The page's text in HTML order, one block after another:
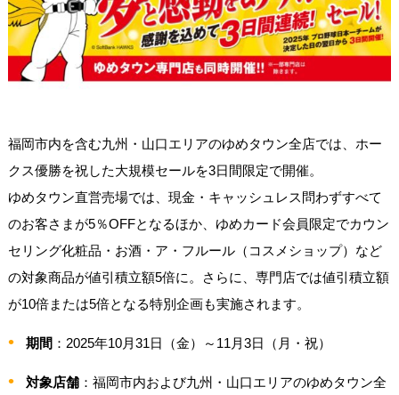
福岡市内を含む九州・山口エリアのゆめタウン全店では、ホー
クス優勝を祝した大規模セールを3日間限定で開催。
ゆめタウン直営売場では、現金・キャッシュレス問わずすべて
のお客さまが5％OFFとなるほか、ゆめカード会員限定でカウン
セリング化粧品・お酒・ア・フルール（コスメショップ）など
の対象商品が値引積立額5倍に。さらに、専門店では値引積立額
が10倍または5倍となる特別企画も実施されます。
期間 ：2025年10月31日（金）～11月3日（月・祝）
対象店舗：福岡市内および九州・山口エリアのゆめタウン全